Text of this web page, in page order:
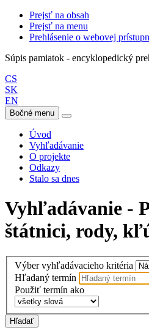
Prejsť na obsah
Prejsť na menu
Prehlásenie o webovej
Súpis pamiatok - encyklopedický
CS
SK
EN
Bočné menu
Úvod
Vyhľadávanie
O projekte
Odkazy
Stalo sa dnes
Vyhľadávanie -
štátnici, rody,
Výber vyhľadávacieho kritéria
Hľadaný termín
Použiť termín ako
Hľadať